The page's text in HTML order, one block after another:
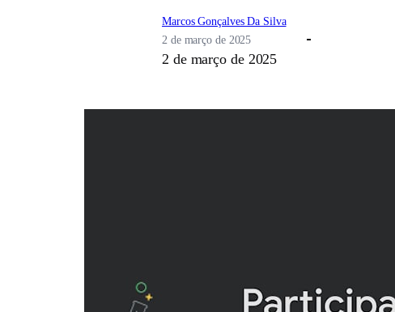
Marcos Gonçalves Da Silva
2 de março de 2025
2 de março de 2025